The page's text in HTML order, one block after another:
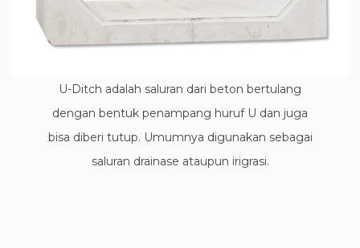
U-Ditch adalah saluran dari beton bertulang
dengan bentuk penampang huruf U dan juga
bisa diberi tutup. Umumnya digunakan sebagai
saluran drainase ataupun irigrasi.